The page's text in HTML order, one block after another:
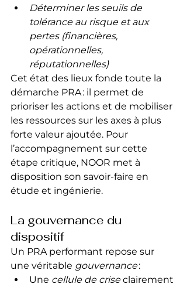
Déterminer les seuils de
tolérance au risque et aux
pertes (financières,
opérationnelles,
réputationnelles)
Cet état des lieux fonde toute la
démarche PRA : il permet de
prioriser les actions et de mobiliser
les ressources sur les axes à plus
forte valeur ajoutée. Pour
l’accompagnement sur cette
étape critique, NOOR met à
disposition son savoir-faire en
étude et ingénierie.
La gouvernance du
dispositif
Un PRA performant repose sur
une véritable gouvernance :
Une cellule de crise clairement